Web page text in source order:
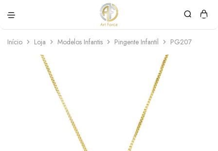
Force
personalizadas
Início Loja Modelos Infantis Pingente Infantil PG207